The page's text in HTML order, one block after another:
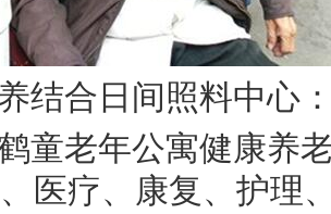
结合日间照料中心
童老年公寓健康养
医疗、康复、护理